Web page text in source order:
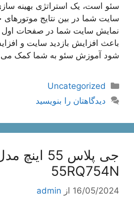
سئو است، یک استراتژی بهینه
سایت شما در بین نتایج
نمایش سایت شما در صفحات اول
باعث افزایش بازدید سایت و
شود آموزش سئو به شما کمک می
دسته‌ها
Uncategorized
دیدگاهتان را بنویسید
55RQ754N
16/05/2024 از admin